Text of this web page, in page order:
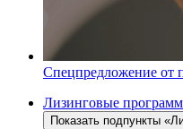
Спецпредложение от
Лизинговые
Показать подпункты